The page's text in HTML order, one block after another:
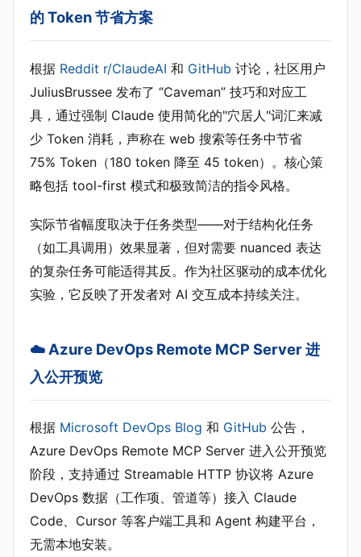
的 Token 节省方案
根据 Reddit r/ClaudeAI 和 GitHub 讨论，社区用户
JuliusBrussee 发布了 “Caveman” 技巧和对应工
具，通过强制 Claude 使用简化的"穴居人"词汇来减
少 Token 消耗，声称在 web 搜索等任务中节省
75% Token（180 token 降至 45 token）。核心策
略包括 tool-first 模式和极致简洁的指令风格。
实际节省幅度取决于任务类型——对于结构化任务
（如工具调用）效果显著，但对需要 nuanced 表达
的复杂任务可能适得其反。作为社区驱动的成本优化
实验，它反映了开发者对 AI 交互成本持续关注。
☁️ Azure DevOps Remote MCP Server 进
入公开预览
根据 Microsoft DevOps Blog 和 GitHub 公告，
Azure DevOps Remote MCP Server 进入公开预览
阶段，支持通过 Streamable HTTP 协议将 Azure
DevOps 数据（工作项、管道等）接入 Claude
Code、Cursor 等客户端工具和 Agent 构建平台，
无需本地安装。